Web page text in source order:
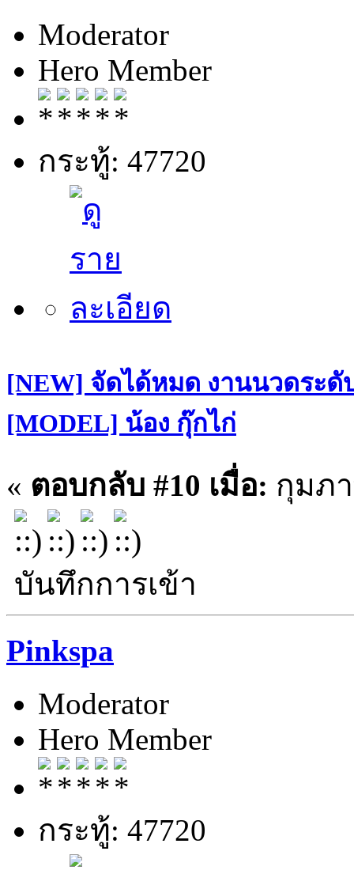
Moderator
Hero Member
กระทู้: 47720
[NEW] จัดได้หมด งานนวดระดั
[MODEL] น้อง กุ๊กไก่
« ตอบกลับ #10 เมื่อ: กุมภา
บันทึกการเข้า
Pinkspa
Moderator
Hero Member
กระทู้: 47720